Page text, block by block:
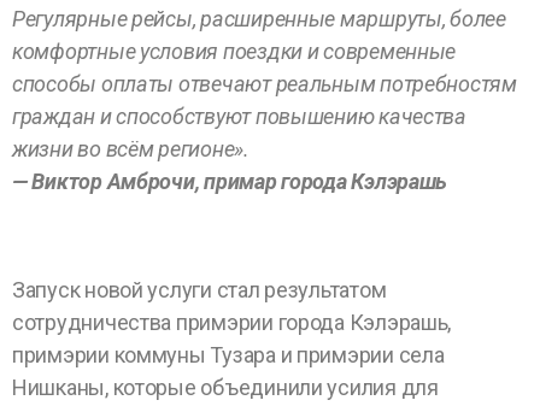
Регулярные рейсы, расширенные маршруты, более
комфортные условия поездки и современные
способы оплаты отвечают реальным потребностям
граждан и способствуют повышению качества
жизни во всём регионе».
— Виктор Амброчи, примар города Кэлэрашь
Запуск новой услуги стал результатом
сотрудничества примэрии города Кэлэрашь,
примэрии коммуны Тузара и примэрии села
Нишканы, которые объединили усилия для